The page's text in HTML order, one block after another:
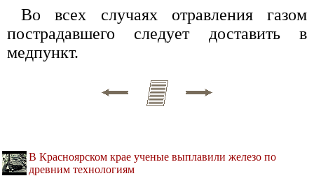
Во всех случаях отравления газом
пострадавшего следует доставить в
медпункт.
В Красноярском крае ученые выплавили железо по
древним технологиям